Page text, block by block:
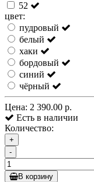
52
цвет:
пудровый
белый
хаки
бордовый
синий
чёрный
Цена: 2 390.00 р.
Есть в наличии
Количество:
+
-
В корзину